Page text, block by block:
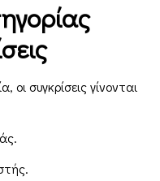
οι συγκρίσεις γίνονται